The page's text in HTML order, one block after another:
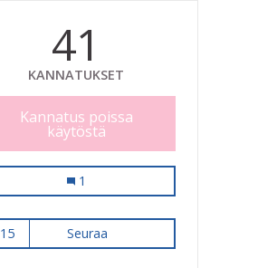
41
KANNATUKSET
Kannatus poissa
käytöstä
Vahteristoon kuntoportaat
1
15
15 seuraajaa
Seuraa